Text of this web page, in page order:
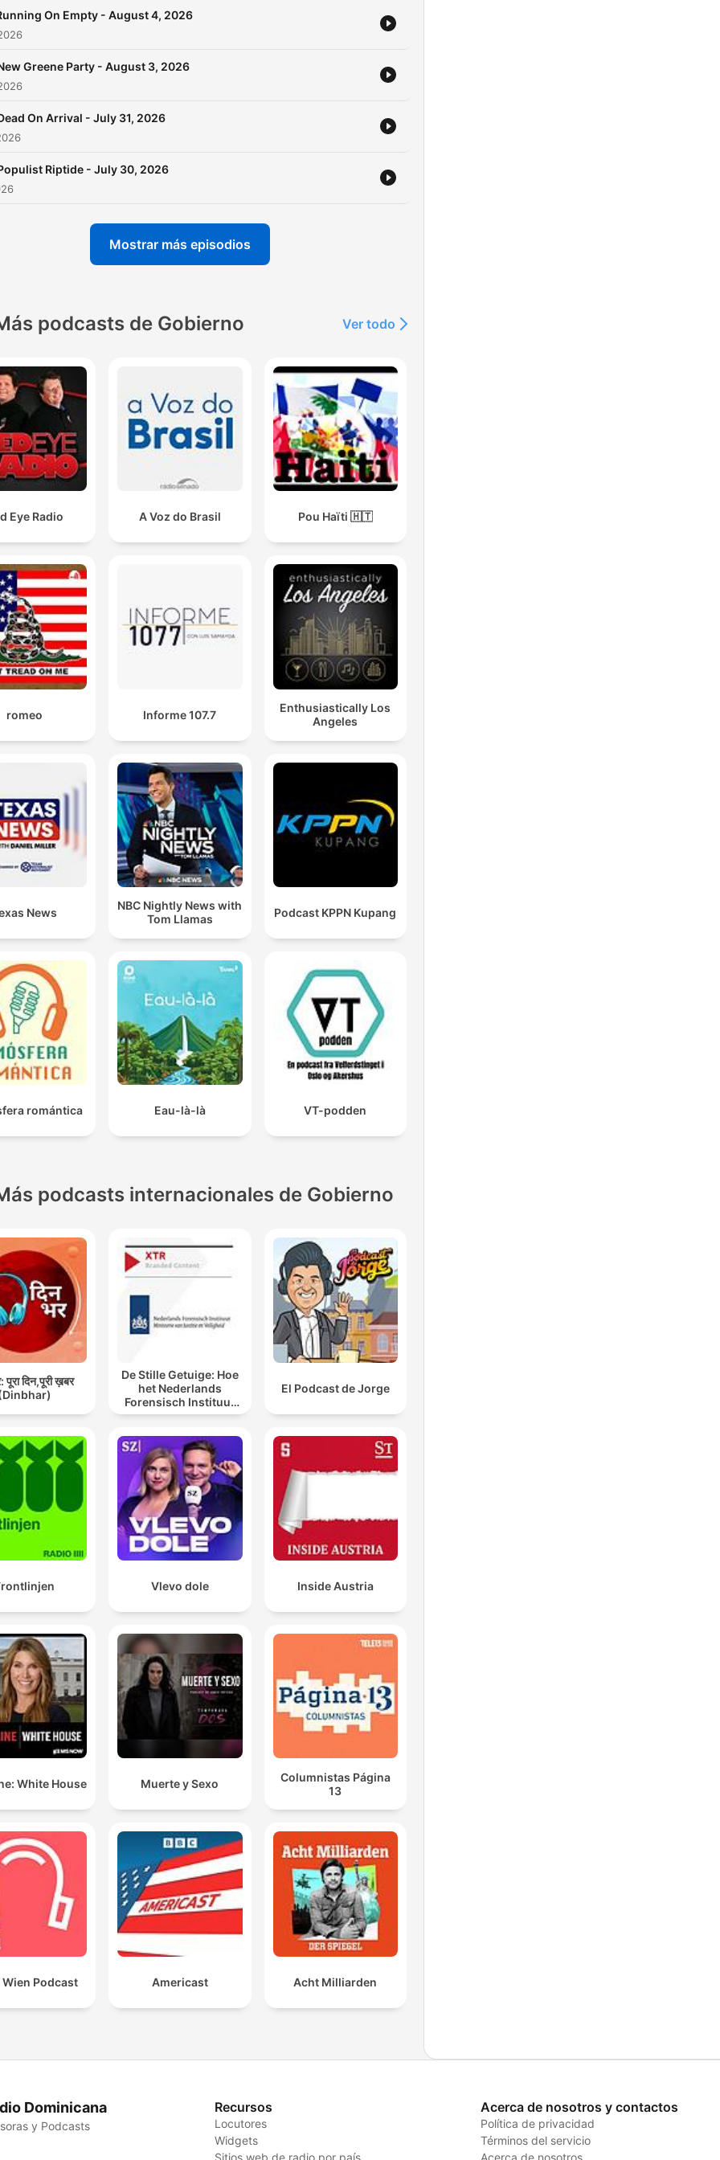
On Empty - August 4, 2026
Greene Party - August 3, 2026
On Arrival - July 31, 2026
Riptide - July 30, 2026
Mostrar más episodios
podcasts de Gobierno Ver todo
Eye Radio A Voz do Brasil Pou Haïti 🇭🇹
romeo Informe 107.7
Enthusiastically Los
Angeles
News
NBC Nightly News with
Tom Llamas
Podcast KPPN Kupang
romántica Eau-là-là VT-podden
podcasts internacionales de Gobierno
पूरा दिन,पूरी ख़बर
De Stille Getuige: Hoe
het Nederlands
Forensisch Instituut
sporen laat spreken
El Podcast de Jorge
Vlevo dole Inside Austria
White House Muerte y Sexo
Columnistas Página
13
Wien Podcast Americast Acht Milliarden
Dominicana
y Podcasts
Recursos
Locutores
Widgets
Sitios web de radio por país
Acerca de nosotros y contactos
Política de privacidad
Términos del servicio
Acerca de nosotros